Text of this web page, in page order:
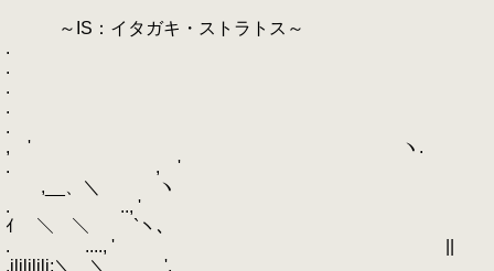
～IS：イタガキ・ストラトス～
.
.
.
.
.
, ' ヽ.
. , '
,__、＼ ヽ
. .., '
ｲ ＼ ＼ `ヽ、
. ...., ' ||
,ilililili;＼ ＼ ',